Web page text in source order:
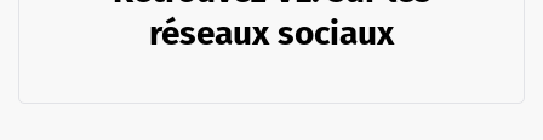
réseaux sociaux